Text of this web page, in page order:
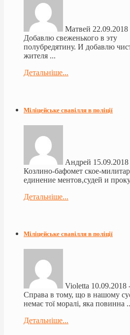
Матвей 22.09.2018
Добавлю свеженького в эту
полубредятину. И добавлю
жителя ...
Детальніше...
Міліцейське свавілля в поліції
Андрей
Козлино-бафомет ское-
единение ментов,судей и
Детальніше...
Міліцейське свавілля в поліції
Violetta 10.09.2018
Справа в тому, що в нашому
немає тої моралі, яка повинна
Детальніше...